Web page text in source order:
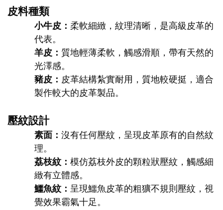
皮料種類
小牛皮： 柔軟細緻，紋理清晰，是高級皮革的
代表。
羊皮： 質地輕薄柔軟，觸感滑順，帶有天然的
光澤感。
豬皮： 皮革結構紮實耐用，質地較硬挺，適合
製作較大的皮革製品。
壓紋設計
素面： 沒有任何壓紋，呈現皮革原有的自然紋
理。
荔枝紋： 模仿荔枝外皮的顆粒狀壓紋，觸感細
緻有立體感。
鱷魚紋： 呈現鱷魚皮革的粗獷不規則壓紋，視
覺效果霸氣十足。